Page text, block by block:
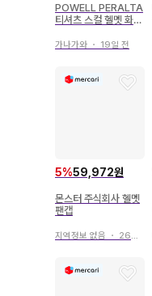
POWELL PERALTA
티셔츠 스컬 헬멧 화이
가나가와 ・ 19일 전
5%59,972원
몬스터 주식회사 헬멧
팬캡
지역정보 없음 ・ 26일 전